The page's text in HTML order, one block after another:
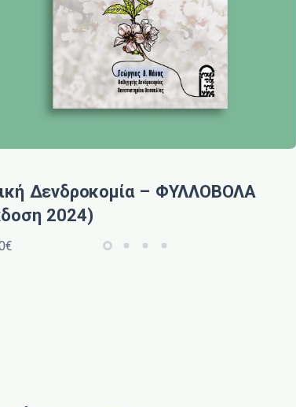
Δενδροκομία – ΦΥΛΛΟΒΟΛΑ
2024)